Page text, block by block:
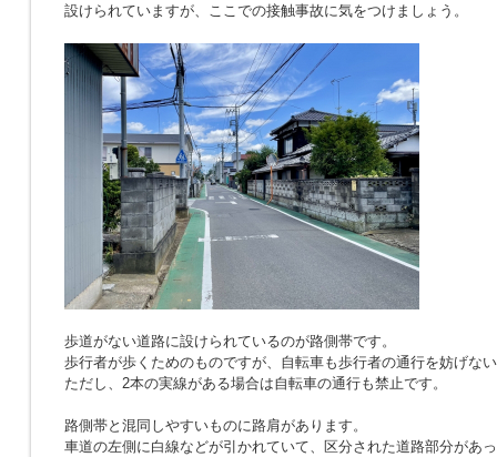
設けられていますが、ここでの接触事故に気をつけましょう。
歩道がない道路に設けられているのが路側帯です。
歩行者が歩くためのものですが、自転車も歩行者の通行を妨げな
ただし、2本の実線がある場合は自転車の通行も禁止です。
路側帯と混同しやすいものに路肩があります。
車道の左側に白線などが引かれていて、区分された道路部分があ